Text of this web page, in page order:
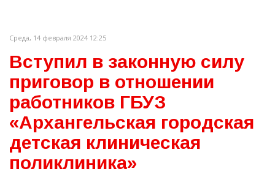
Среда, 14 февраля 2024 12:25
Вступил в законную силу
приговор в отношении
работников ГБУЗ
«Архангельская городская
детская клиническая
поликлиника»